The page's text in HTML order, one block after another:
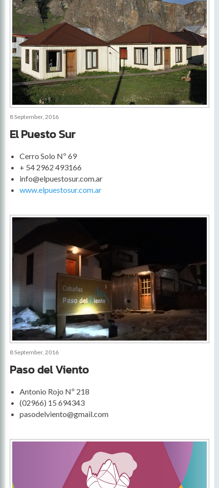
8 September, 2016
El Puesto Sur
Cerro Solo Nº 69
+ 54 2962 493166
info@elpuestosur.com.ar
www.elpuestosur.com.ar
8 September, 2016
Paso del Viento
Antonio Rojo Nº 218
(02966) 15 694343
pasodelviento@gmail.com